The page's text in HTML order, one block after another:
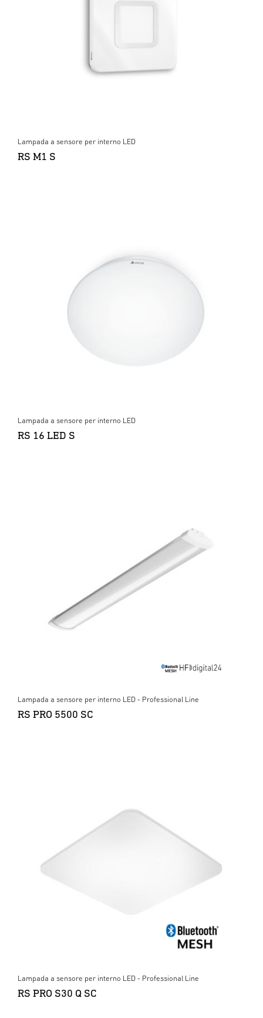
Lampada a sensore per interno LED
RS M1 S
Lampada a sensore per interno LED
RS 16 LED S
Lampada a sensore per interno LED - Professional Line
RS PRO 5500 SC
Lampada a sensore per interno LED - Professional Line
RS PRO S30 Q SC